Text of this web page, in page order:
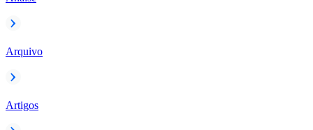
Arquivo
Artigos